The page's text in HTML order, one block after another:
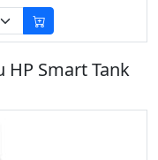
Smart Tank